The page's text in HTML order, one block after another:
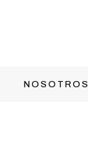
NOSOTROS